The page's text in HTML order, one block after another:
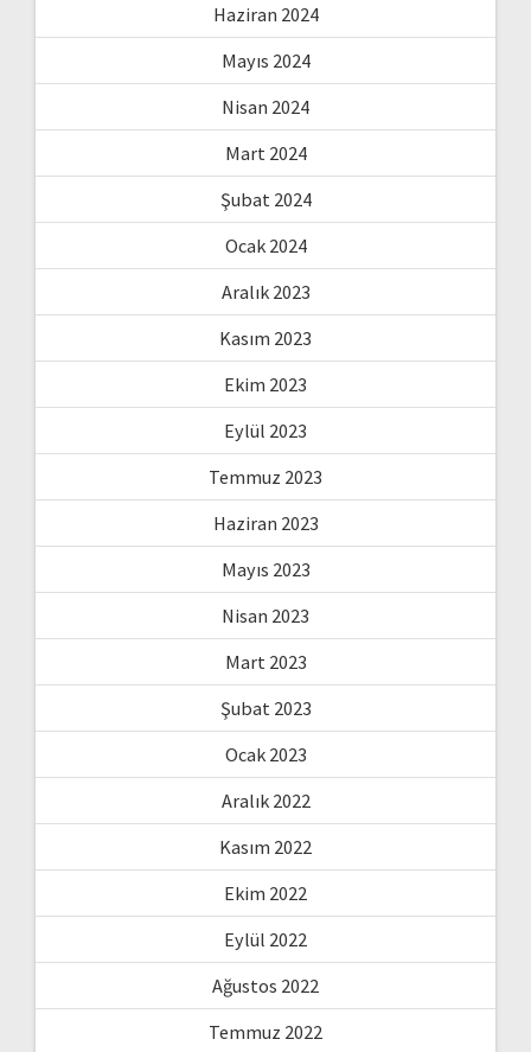
Haziran 2024
Mayıs 2024
Nisan 2024
Mart 2024
Şubat 2024
Ocak 2024
Aralık 2023
Kasım 2023
Ekim 2023
Eylül 2023
Temmuz 2023
Haziran 2023
Mayıs 2023
Nisan 2023
Mart 2023
Şubat 2023
Ocak 2023
Aralık 2022
Kasım 2022
Ekim 2022
Eylül 2022
Ağustos 2022
Temmuz 2022